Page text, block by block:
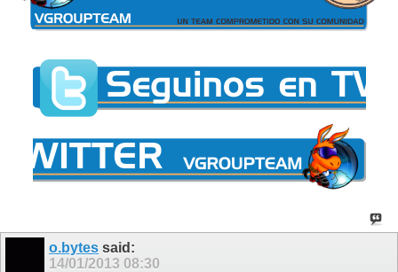
o.bytes said:
14/01/2013 08:30